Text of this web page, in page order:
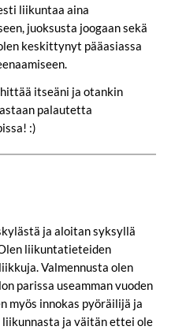
liikuntaa aina
juoksusta joogaan sekä
keskittynyt pääasiassa
itseäni ja otankin
palautetta
:)
ja aloitan syksyllä
liikuntatieteiden
Valmennusta olen
parissa useamman vuoden
myös innokas pyöräilijä ja
ja väitän ettei ole